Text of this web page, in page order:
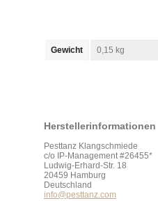
Gewicht 0,15 kg
Herstellerinformationen
Pesttanz Klangschmiede
c/o IP-Management #26455*
Ludwig-Erhard-Str. 18
20459 Hamburg
Deutschland
info@pesttanz.com